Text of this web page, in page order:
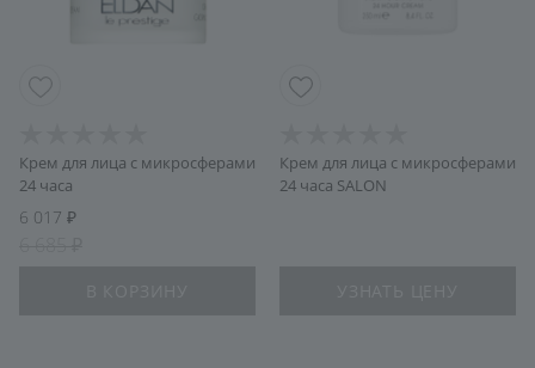
Крем для лица с микросферами
24 часа
6 017
Крем для лица с микросферами
24 часа SALON